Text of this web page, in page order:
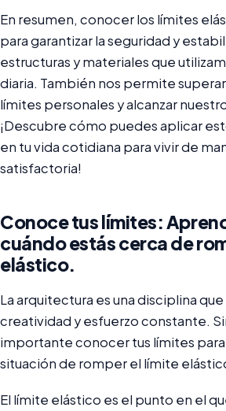
En resumen, conocer los límites
para garantizar la seguridad y
estructuras y materiales que
diaria. También nos permite
límites personales y alcanzar
¡Descubre cómo puedes aplicar
en tu vida cotidiana para vivir de
satisfactoria!
Conoce tus límites:
cuándo estás cerca de
elástico.
La arquitectura es una disciplina
creatividad y esfuerzo constante.
importante conocer tus límites para
situación de romper el límite
El límite elástico es el punto en el